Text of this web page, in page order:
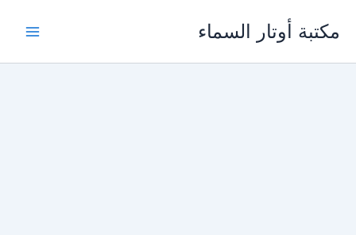
مكتبة أوتار السماء